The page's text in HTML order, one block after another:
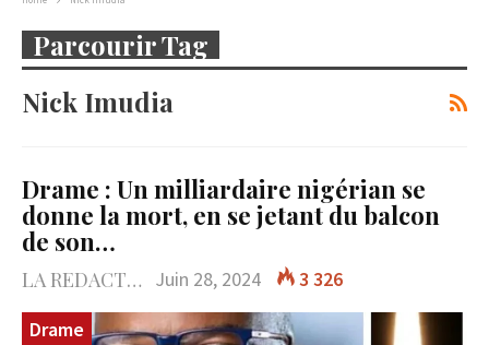
Parcourir Tag
Nick Imudia
Drame : Un milliardaire nigérian se
donne la mort, en se jetant du balcon
de son…
LA REDACTION Juin 28, 2024
3 326
Drame